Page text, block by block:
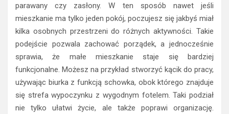
parawany czy zasłony. W ten sposób nawet jeśli
mieszkanie ma tylko jeden pokój, poczujesz się jakbyś miał
kilka osobnych przestrzeni do różnych aktywności. Takie
podejście pozwala zachować porządek, a jednocześnie
sprawia, że małe mieszkanie staje się bardziej
funkcjonalne. Możesz na przykład stworzyć kącik do pracy,
używając biurka z funkcją schowka, obok którego znajduje
się strefa wypoczynku z wygodnym fotelem. Taki podział
nie tylko ułatwi życie, ale także poprawi organizację.